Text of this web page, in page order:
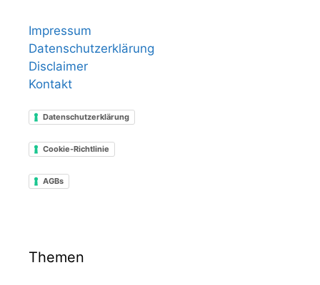
Impressum
Datenschutzerklärung
Disclaimer
Kontakt
Datenschutzerklärung
Cookie-Richtlinie
AGBs
Themen